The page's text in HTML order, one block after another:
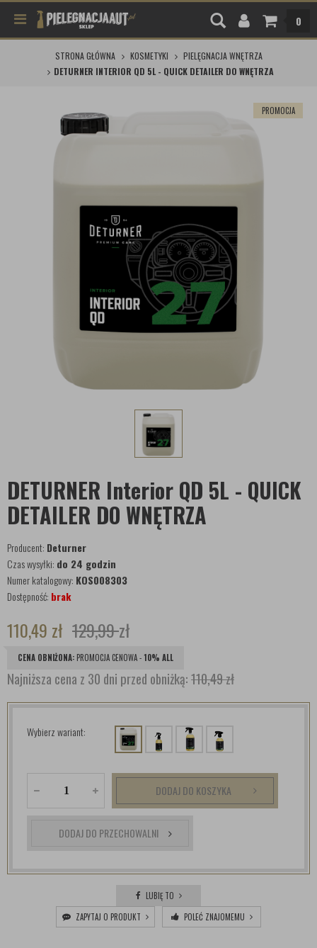
0
STRONA GŁÓWNA KOSMETYKI
PIELĘGNACJA WNĘTRZA
DETURNER INTERIOR QD 5L - QUICK DETAILER DO WNĘTRZA
PROMOCJA
DETURNER Interior QD 5L - QUICK
DETAILER DO WNĘTRZA
Producent: Deturner
Czas wysyłki: do 24 godzin
Numer katalogowy: KOS008303
Dostępność: brak
110,49 zł 129,99zł
CENA OBNIŻONA: PROMOCJA CENOWA -10% ALL
Najniższa cena z 30 dni przed obniżką:110,49 zł
Wybierz wariant:
DODAJ DO KOSZYKA
DODAJ DO PRZECHOWALNI
LUBIĘ TO
ZAPYTAJ O PRODUKT
POLEĆ ZNAJOMEMU